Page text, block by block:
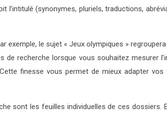
l’intitulé (synonymes, pluriels, traductions,
le sujet « Jeux olympiques »
recherche lorsque vous souhaitez mesurer
finesse vous permet de mieux adapter
sont les feuilles individuelles de ces dossiers.